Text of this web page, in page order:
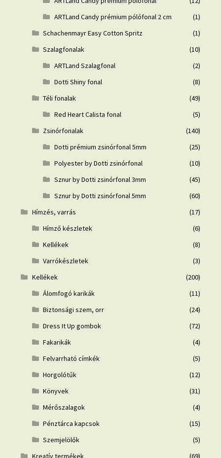
ARTLand Candy prémium pólófonal 2 cm
(1)
Schachenmayr Easy Cotton Spritz
(1)
Szalagfonalak
(10)
ARTLand Szalagfonal
(2)
Dotti Shiny fonal
(8)
Téli fonalak
(49)
Red Heart Calista fonal
(5)
Zsinórfonalak
(140)
Dotti prémium zsinórfonal 5mm
(25)
Polyester by Dotti zsinórfonal
(10)
Sznur by Dotti zsinórfonal 3mm
(45)
Sznur by Dotti zsinórfonal 5mm
(60)
Hímzés, varrás
(17)
Hímző készletek
(6)
Kellékek
(8)
Varrókészletek
(3)
Kellékek
(200)
Álomfogó karikák
(11)
Biztonsági szem, orr
(24)
Dress It Up gombok
(72)
Fakarikák
(4)
Felvarrható címkék
(5)
Horgolótűk
(12)
Könyvek
(31)
Mérőszalagok
(4)
Pénztárca kapcsok
(15)
Szemjelölők
(5)
Kreatív termékek
(69)